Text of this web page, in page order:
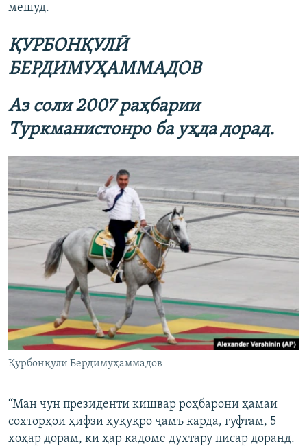
мешуд.
ҚУРБОНҚУЛӢ
БЕРДИМУҲАММАДОВ
Аз соли2007раҳбарии
Туркманистонро ба уҳдадорад.
Қурбонқулӣ Бердимуҳаммадов
“Ман чун президенти кишвар роҳбарони ҳамаи
сохторҳои ҳифзи ҳуқуқро ҷамъ карда, гуфтам, 5
хоҳар дорам, ки ҳар кадоме духтару писар доранд.